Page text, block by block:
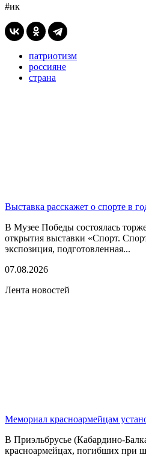
#ик
патриотизм
россияне
страна
Выставка расскажет о спорте в
В Музее Победы состоялась
открытия выставки «Спорт.
экспозиция, подготовленная...
07.08.2026
Лента новостей
Мемориал красноармейцам
В Приэльбрусье (Кабардино-
красноармейцах, погибших при